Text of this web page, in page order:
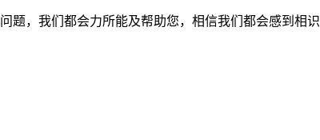
题，我们都会力所能及帮助您，相信我们都会感到相